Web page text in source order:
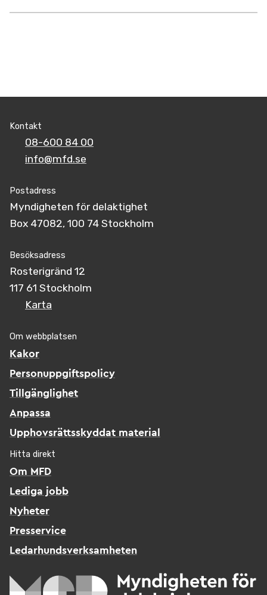
Kontakt
08-600 84 00
info@mfd.se
Postadress
Myndigheten för delaktighet
Box 47082, 100 74 Stockholm
Besöksadress
Rosterigränd 12
117 61 Stockholm
Karta
Om webbplatsen
Kakor
Personuppgiftspolicy
Tillgänglighet
Anpassa
Upphovsrättsskyddat material
Hitta direkt
Om MFD
Lediga jobb
Nyheter
Presservice
Ledarhundsverksamheten